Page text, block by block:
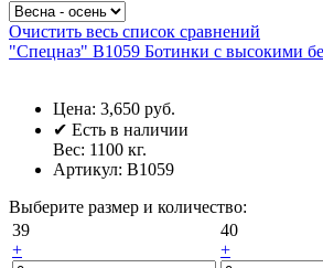
Очистить весь список сравнений
"Спецназ" В1059 Ботинки с высокими
Цена: 3,650 руб.
✔ Есть в наличии
Вес: 1100 кг.
Артикул: В1059
Выберите размер и количество:
39
+
40
+